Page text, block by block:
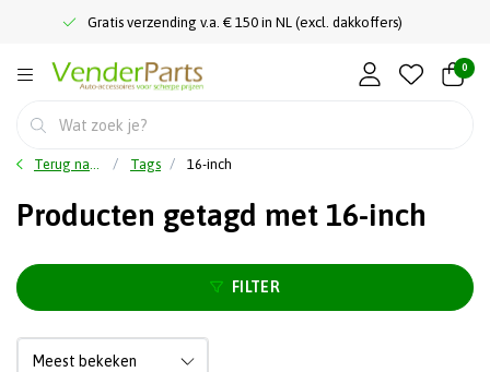
Gratis verzending v.a. € 150 in NL (excl. dakkoffers)
0
Terug naar home Tags 16-inch
Producten getagd met 16-inch
FILTER